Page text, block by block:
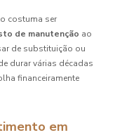
costuma ser
de manutenção ao
de substituição ou
durar várias décadas
financeiramente
em